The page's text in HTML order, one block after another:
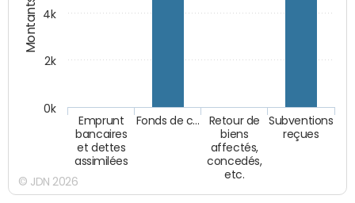
Emprunt
bancaires
et dettes
assimilées
Fonds de c…
Retour de
biens
affectés,
concedés,
etc.
Subventions
reçues
0k
2k
4k
© JDN 2026